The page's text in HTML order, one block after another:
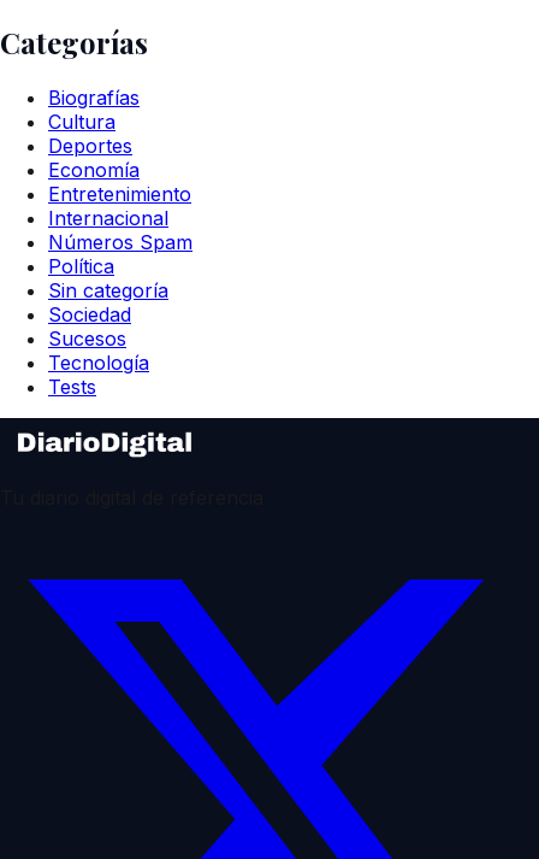
Categorías
Biografías
Cultura
Deportes
Economía
Entretenimiento
Internacional
Números Spam
Política
Sin categoría
Sociedad
Sucesos
Tecnología
Tests